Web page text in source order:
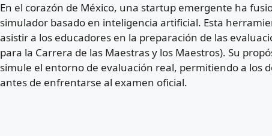
En el corazón de México, una startup emergente ha
simulador basado en inteligencia artificial. Esta
asistir a los educadores en la preparación de las
para la Carrera de las Maestras y los Maestros). Su
simule el entorno de evaluación real, permitiendo a los
antes de enfrentarse al examen oficial.